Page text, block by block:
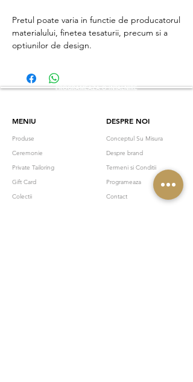
Pretul poate varia in functie de producatorul
materialului, finetea tesaturii, precum si a
optiunilor de design.
PROGRAMEAZA O INTALNIRE
MENIU
Produse
Ceremonie
Private Tailoring
Gift Card
Colectii
DESPRE NOI
Conceptul Su Misura
Despre brand
Termeni si Conditii
Programeaza
Contact